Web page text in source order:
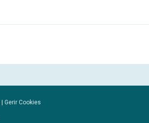
| Gerir Cookies